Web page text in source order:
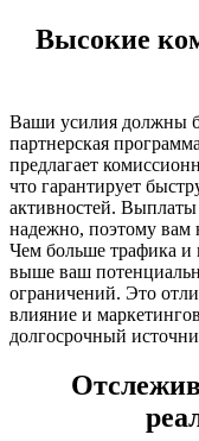
Высокие
Ваши усилия должны
партнерская
предлагает
что гарантирует
активностей.
надежно, поэтому вам
Чем больше трафика и
выше ваш
ограничений. Это
влияние и
долгосрочный